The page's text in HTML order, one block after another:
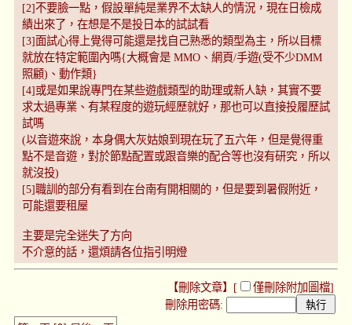
[2]不要臉一點，假設單純是業界不太缺人的情況，現在日檢成
績出來了，在想是不是投日本的試試看
[3]面試心得上覺得可能還是找自己熟悉的類型為主，所以目標
就放在特定範圍內嗎{大概會是 MMO、網頁/手遊(受不少DMM
照顧)、動作類}
[4]或是如果說專門在某些遊戲類型的助理或新人缺，其實不要
求太過專業、有某程度的遊玩經歷就好，那也可以直接投履歷試
試嗎
(以音遊來說，本身偶大灰姑娘到現在玩了五六年，但是覺得重
點不是音遊，對於節點配置或跟音樂的配合等也沒有研究，所以
就沒投)
[5]職訓的部分有看到在台南有開相關的，但是要到暑假附近，
可能還要租屋
主要是完全迷失了方向
不介意的話，還煩請各位指引明燈
【刪除文章】[ 僅刪除附加圖檔]
刪除用密碼: